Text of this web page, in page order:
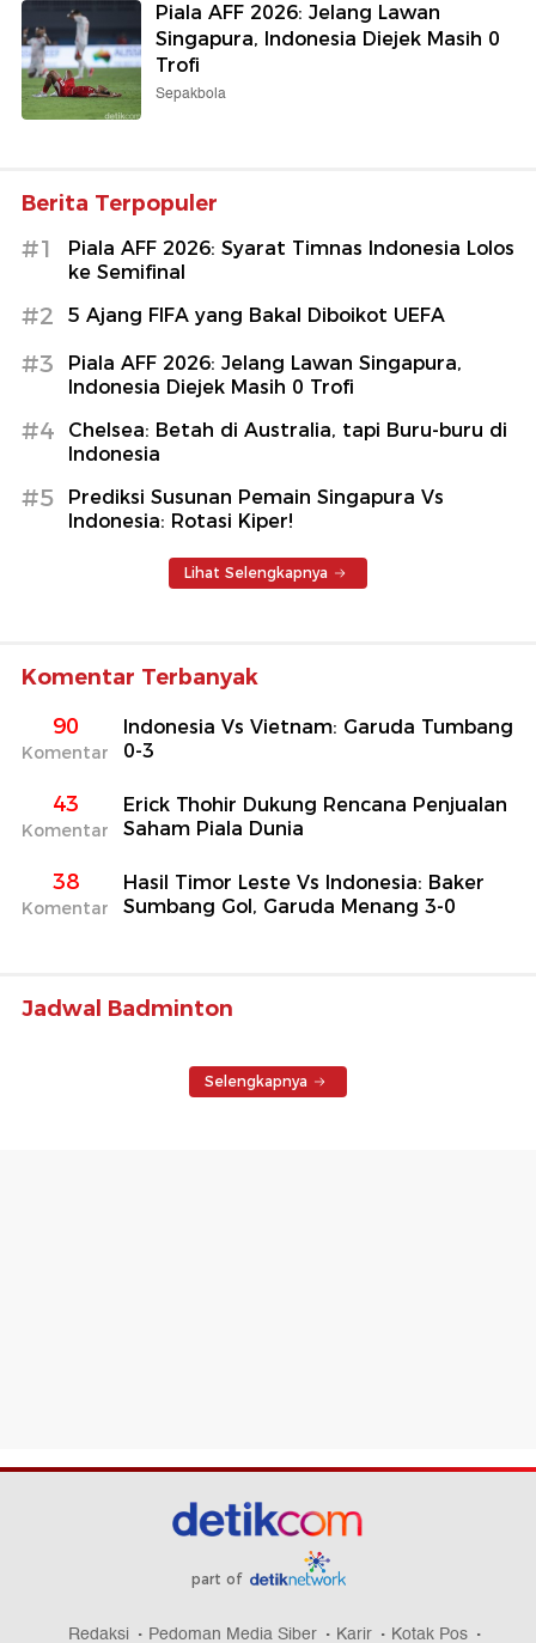
Piala AFF 2026: Jelang Lawan
Singapura, Indonesia Diejek Masih 0
Trofi
Sepakbola
Berita Terpopuler
#1
Piala AFF 2026: Syarat Timnas Indonesia Lolos
ke Semifinal
#2 5 Ajang FIFA yang Bakal Diboikot UEFA
#3
Piala AFF 2026: Jelang Lawan Singapura,
Indonesia Diejek Masih 0 Trofi
#4
Chelsea: Betah di Australia, tapi Buru-buru di
Indonesia
#5
Prediksi Susunan Pemain Singapura Vs
Indonesia: Rotasi Kiper!
Lihat Selengkapnya
Komentar Terbanyak
90
Komentar
Indonesia Vs Vietnam: Garuda Tumbang
0-3
43
Komentar
Erick Thohir Dukung Rencana Penjualan
Saham Piala Dunia
38
Komentar
Hasil Timor Leste Vs Indonesia: Baker
Sumbang Gol, Garuda Menang 3-0
Jadwal Badminton
Selengkapnya
part of
Redaksi Pedoman Media Siber Karir Kotak Pos